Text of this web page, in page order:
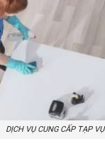
DỊCH VỤ CUNG CẤP TẠP